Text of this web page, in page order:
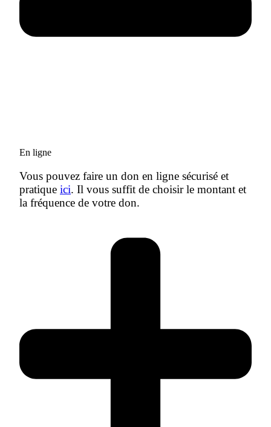
En ligne
Vous pouvez faire un don en ligne sécurisé et
pratique ici. Il vous suffit de choisir le montant et
la fréquence de votre don.